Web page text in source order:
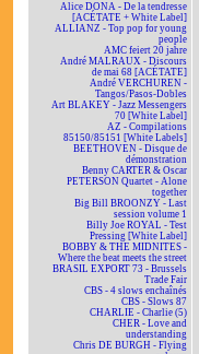
Alice DONA - De la tendresse
[ACÉTATE + White Label]
ALLIANZ - Top pop for young
people
AMC feiert 20 jahre
André MALRAUX - Discours
de mai 68 [ACÉTATE]
André VERCHUREN -
Tangos/Pasos-Dobles
Art BLAKEY - Jazz Messengers
70 [White Label]
AZ - Compilations
85150/85151 [White Labels]
BEETHOVEN - Disque de
démonstration
Benny CARTER & Oscar
PETERSON Quartet - Alone
together
Big Bill BROONZY - Last
session volume 1
Billy Joe ROYAL - Test
Pressing [White Label]
BOBBY & THE MIDNITES -
Where the beat meets the street
BRASIL EXPORT 73 - Brussels
Trade Fair
CBS - 4 slows enchaînés
CBS - Slows 87
CHARLIE - Charlie (5)
CHER - Love and
understanding
Chris DE BURGH - Flying